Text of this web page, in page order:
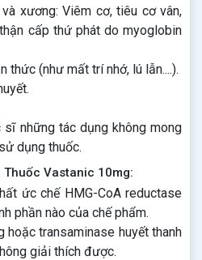
xương: Viêm cơ, tiêu cơ vân,
cấp thứ phát do myoglobin
thức (như mất trí nhớ, lú lẫn....).
sĩ những tác dụng không mong
dụng thuốc.
Vastanic 10mg:
ức chế HMG-CoA reductase
phần nào của chế phẩm.
hoặc transaminase huyết thanh
giải thích được.